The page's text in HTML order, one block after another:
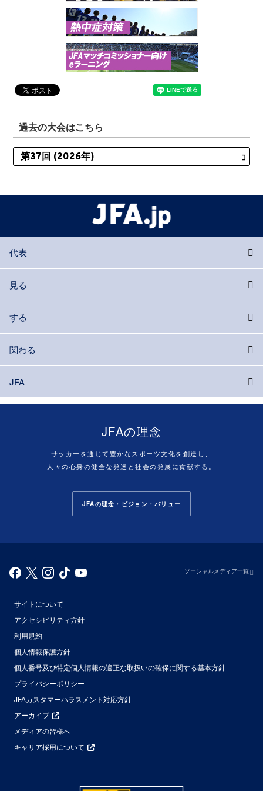
過去の大会はこちら
代表
見る
する
関わる
JFA
JFAの理念
サッカーを通じて豊かなスポーツ文化を創造し、
人々の心身の健全な発達と社会の発展に貢献する。
JFAの理念・ビジョン・バリュー
ソーシャルメディア一覧
サイトについて
アクセシビリティ方針
利用規約
個人情報保護方針
個人番号及び特定個人情報の適正な取扱いの確保に関する基本方針
プライバシーポリシー
JFAカスタマーハラスメント対応方針
アーカイブ
メディアの皆様へ
キャリア採用について